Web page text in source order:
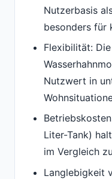
Nutzerbasis
besonders für
Flexibilität:
Nutzwert in
Liter-Tank)
im Vergleich
Langlebigkeit